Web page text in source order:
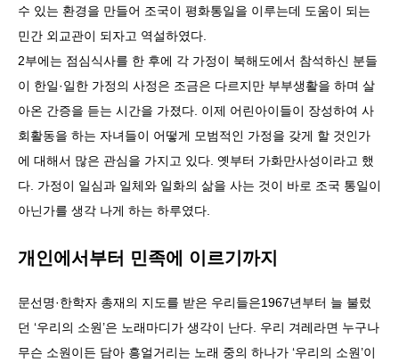
수 있는 환경을 만들어 조국이 평화통일을 이루는데 도움이 되는
민간 외교관이 되자고 역설하였다.
2부에는 점심식사를 한 후에 각 가정이 북해도에서 참석하신 분들
이 한일·일한 가정의 사정은 조금은 다르지만 부부생활을 하며 살
아온 간증을 듣는 시간을 가졌다. 이제 어린아이들이 장성하여 사
회활동을 하는 자녀들이 어떻게 모범적인 가정을 갖게 할 것인가
에 대해서 많은 관심을 가지고 있다. 옛부터 가화만사성이라고 했
다. 가정이 일심과 일체와 일화의 삶을 사는 것이 바로 조국 통일이
아닌가를 생각 나게 하는 하루였다.
개인에서부터 민족에 이르기까지
문선명·한학자 총재의 지도를 받은 우리들은1967년부터 늘 불렀
던 ‘우리의 소원’은 노래마디가 생각이 난다. 우리 겨레라면 누구나
무슨 소원이든 담아 흥얼거리는 노래 중의 하나가 ‘우리의 소원’이